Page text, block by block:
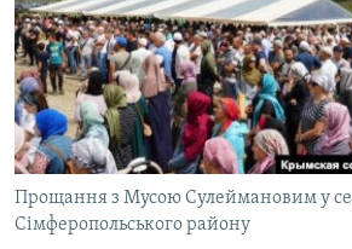
СПЕЦПРОЕКТИ
ДЕПОРТАЦІЯ
ВІДЕОУРОКИ «ELIFBE»
СВІДЧЕННЯ ОКУПАЦІЇ
УКРАЇНСЬКА ПРОБЛЕМА КРИМУ
ЯК ОБІЙТИ БЛОКУВАННЯ
Русский
Qırımtatar
Прощання з Мусою Сулеймановим у
Сімферопольського району